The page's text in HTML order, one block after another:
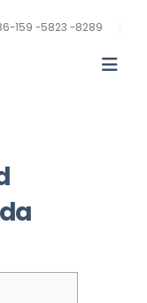
159 -5823 -8289